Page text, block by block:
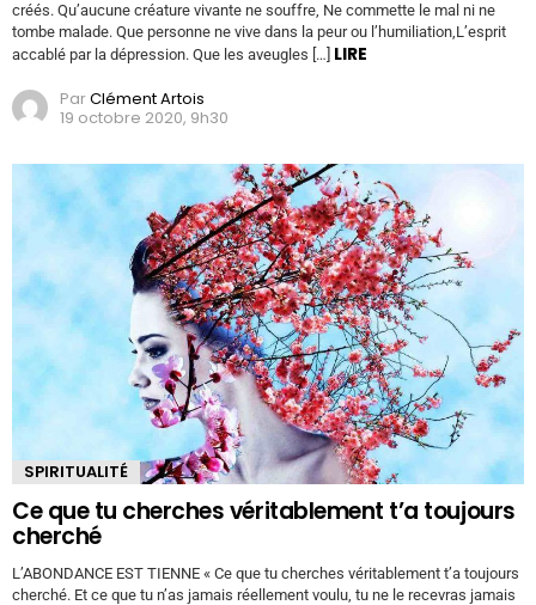
créés. Qu’aucune créature vivante ne souffre, Ne commette le mal ni ne
tombe malade. Que personne ne vive dans la peur ou l’humiliation,L’esprit
accablé par la dépression. Que les aveugles […] LIRE
ParClément Artois
19 octobre 2020, 9h30
SPIRITUALITÉ
Ce que tu cherches véritablement t’a toujours
cherché
L’ABONDANCE EST TIENNE « Ce que tu cherches véritablement t’a toujours
cherché. Et ce que tu n’as jamais réellement voulu, tu ne le recevras jamais